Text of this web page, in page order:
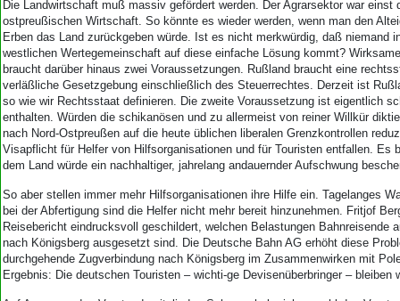
Die Landwirtschaft muß massiv gefördert werden. Der Agrarsektor war einst
ostpreußischen Wirtschaft. So könnte es wieder werden, wenn man den
Erben das Land zurückgeben würde. Ist es nicht merkwürdig, daß niemand
westlichen Wertegemeinschaft auf diese einfache Lösung kommt?
braucht darüber hinaus zwei Voraussetzungen. Rußland braucht eine
verläßliche Gesetzgebung einschließlich des Steuerrechtes. Derzeit ist
so wie wir Rechtsstaat definieren. Die zweite Voraussetzung ist eigentlich
enthalten. Würden die schikanösen und zu allermeist von reiner Willkür
nach Nord-Ostpreußen auf die heute üblichen liberalen Grenzkontrollen
Visapflicht für Helfer von Hilfsorganisationen und für Touristen entfallen. Es
dem Land würde ein nachhaltiger, jahrelang andauernder Aufschwung
So aber stellen immer mehr Hilfsorganisationen ihre Hilfe ein. Tagelanges
bei der Abfertigung sind die Helfer nicht mehr bereit hinzunehmen. Fritjof
Reisebericht eindrucksvoll geschildert, welchen Belastungen Bahnreisende
nach Königsberg ausgesetzt sind. Die Deutsche Bahn AG erhöht diese
durchgehende Zugverbindung nach Königsberg im Zusammenwirken mit
Ergebnis: Die deutschen Touristen – wichti-ge Devisenüberbringer – bleiben